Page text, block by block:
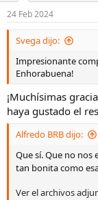
e
s
24 Feb 2024
Svega dijo:
Impresionante
Enhorabuena!
¡Muchísimas
haya gustado el
Alfredo BRB dijo:
Que sí. Que no nos
tan bonita como
Ver el archivos